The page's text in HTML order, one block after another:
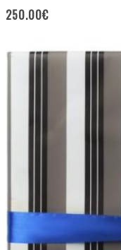
250.00€